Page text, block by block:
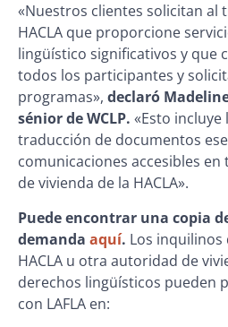
«Nuestros clientes solicitan al
HACLA que proporcione
lingüístico significativos y que
todos los participantes y
programas», declaró
sénior de WCLP. «Esto
traducción de documentos
comunicaciones accesibles
de vivienda de la HACLA».
Puede encontrar una copia
demanda aquí. Los inquilinos
HACLA u otra autoridad de
derechos lingüísticos pueden
con LAFLA en: